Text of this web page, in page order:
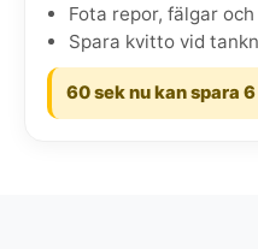
Fota repor, fälgar
Spara kvitto vid
60 sek nu kan spara